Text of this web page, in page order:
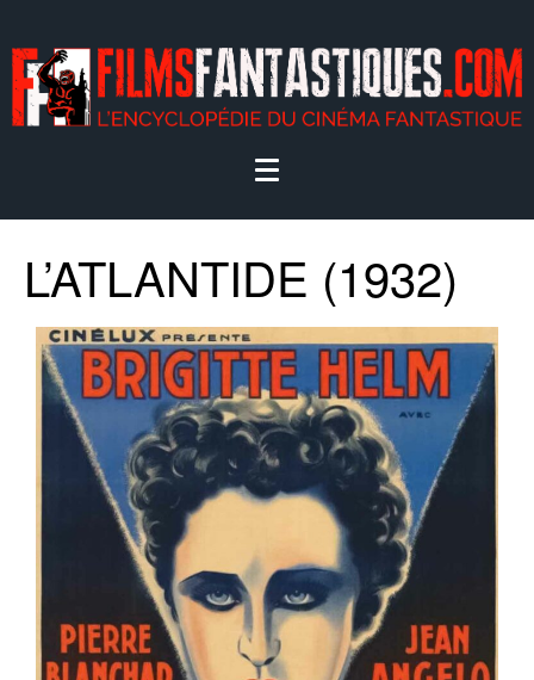
L’ATLANTIDE (1932)